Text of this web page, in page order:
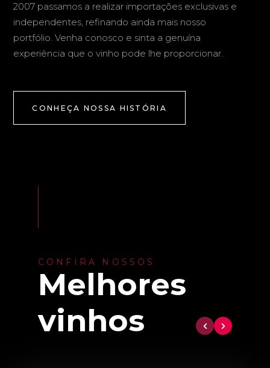
2007 passamos a realizar importações exclusivas e
independentes, refinando ainda mais nosso
portfólio. Venha conosco e sinta a genuína
experiência que o vinho pode lhe proporcionar.
CONHEÇA NOSSA HISTÓRIA
CONFIRA NOSSOS
Melhores
vinhos